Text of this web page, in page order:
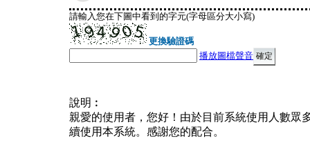
請輸入您在下圖中看到的字元(字母區分大小寫)
更換驗證碼
播放圖檔聲音
說明︰
親愛的使用者，您好！由於目前系統使用人數眾
續使用本系統。感謝您的配合。